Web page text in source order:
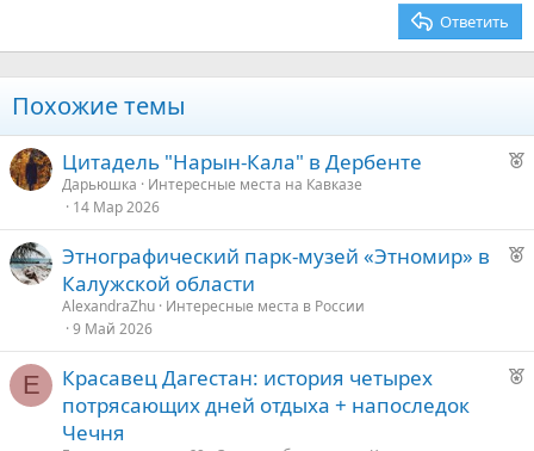
Ответить
Похожие темы
Р
о
у
Цитадель "Нарын-Кала" в Дербенте
Дарьюшка
Интересные места на Кавказе
14 Мар 2026
Р
е
Этнографический парк-музей «Этномир» в
Калужской области
AlexandraZhu Интересные места в России
9 Май 2026
Е
Р
Красавец Дагестан: история четырех
потрясающих дней отдыха + напоследок
Чечня